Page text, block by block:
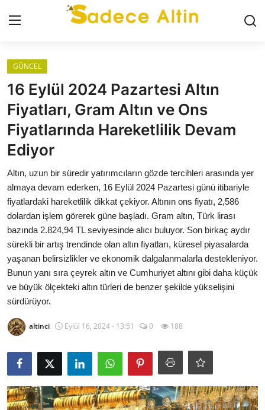
GÜNCEL
İLETİŞİM
YASAL UYARI
KÜNYE
GRAM ALTIN
ÇEYREK ALTIN
YARIM ALTIN
TAM ALTIN
DİĞER ALTINLAR
GÜNCEL
16 Eylül 2024 Pazartesi Altın
Fiyatları, Gram Altın ve Ons
Fiyatlarında Hareketlilik Devam
Ediyor
Altın, uzun bir süredir yatırımcıların gözde tercihleri arasında yer
almaya devam ederken, 16 Eylül 2024 Pazartesi günü itibariyle
fiyatlardaki hareketlilik dikkat çekiyor. Altının ons fiyatı, 2,586
dolardan işlem görerek güne başladı. Gram altın, Türk lirası
bazında 2.824,94 TL seviyesinde alıcı buluyor. Son birkaç aydır
sürekli bir artış trendinde olan altın fiyatları, küresel piyasalarda
yaşanan belirsizlikler ve ekonomik dalgalanmalarla destekleniyor.
Bunun yanı sıra çeyrek altın ve Cumhuriyet altını gibi daha küçük
ve büyük ölçekteki altın türleri de benzer şekilde yükselişini
sürdürüyor.
altinci Eylül 16, 2024 - 13:51 0 188